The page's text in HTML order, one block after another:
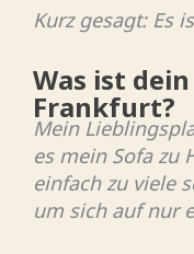
Kurz gesagt: Es
Was ist
Frankfurt?
Mein
es mein Sofa zu
einfach zu viele
um sich auf nur